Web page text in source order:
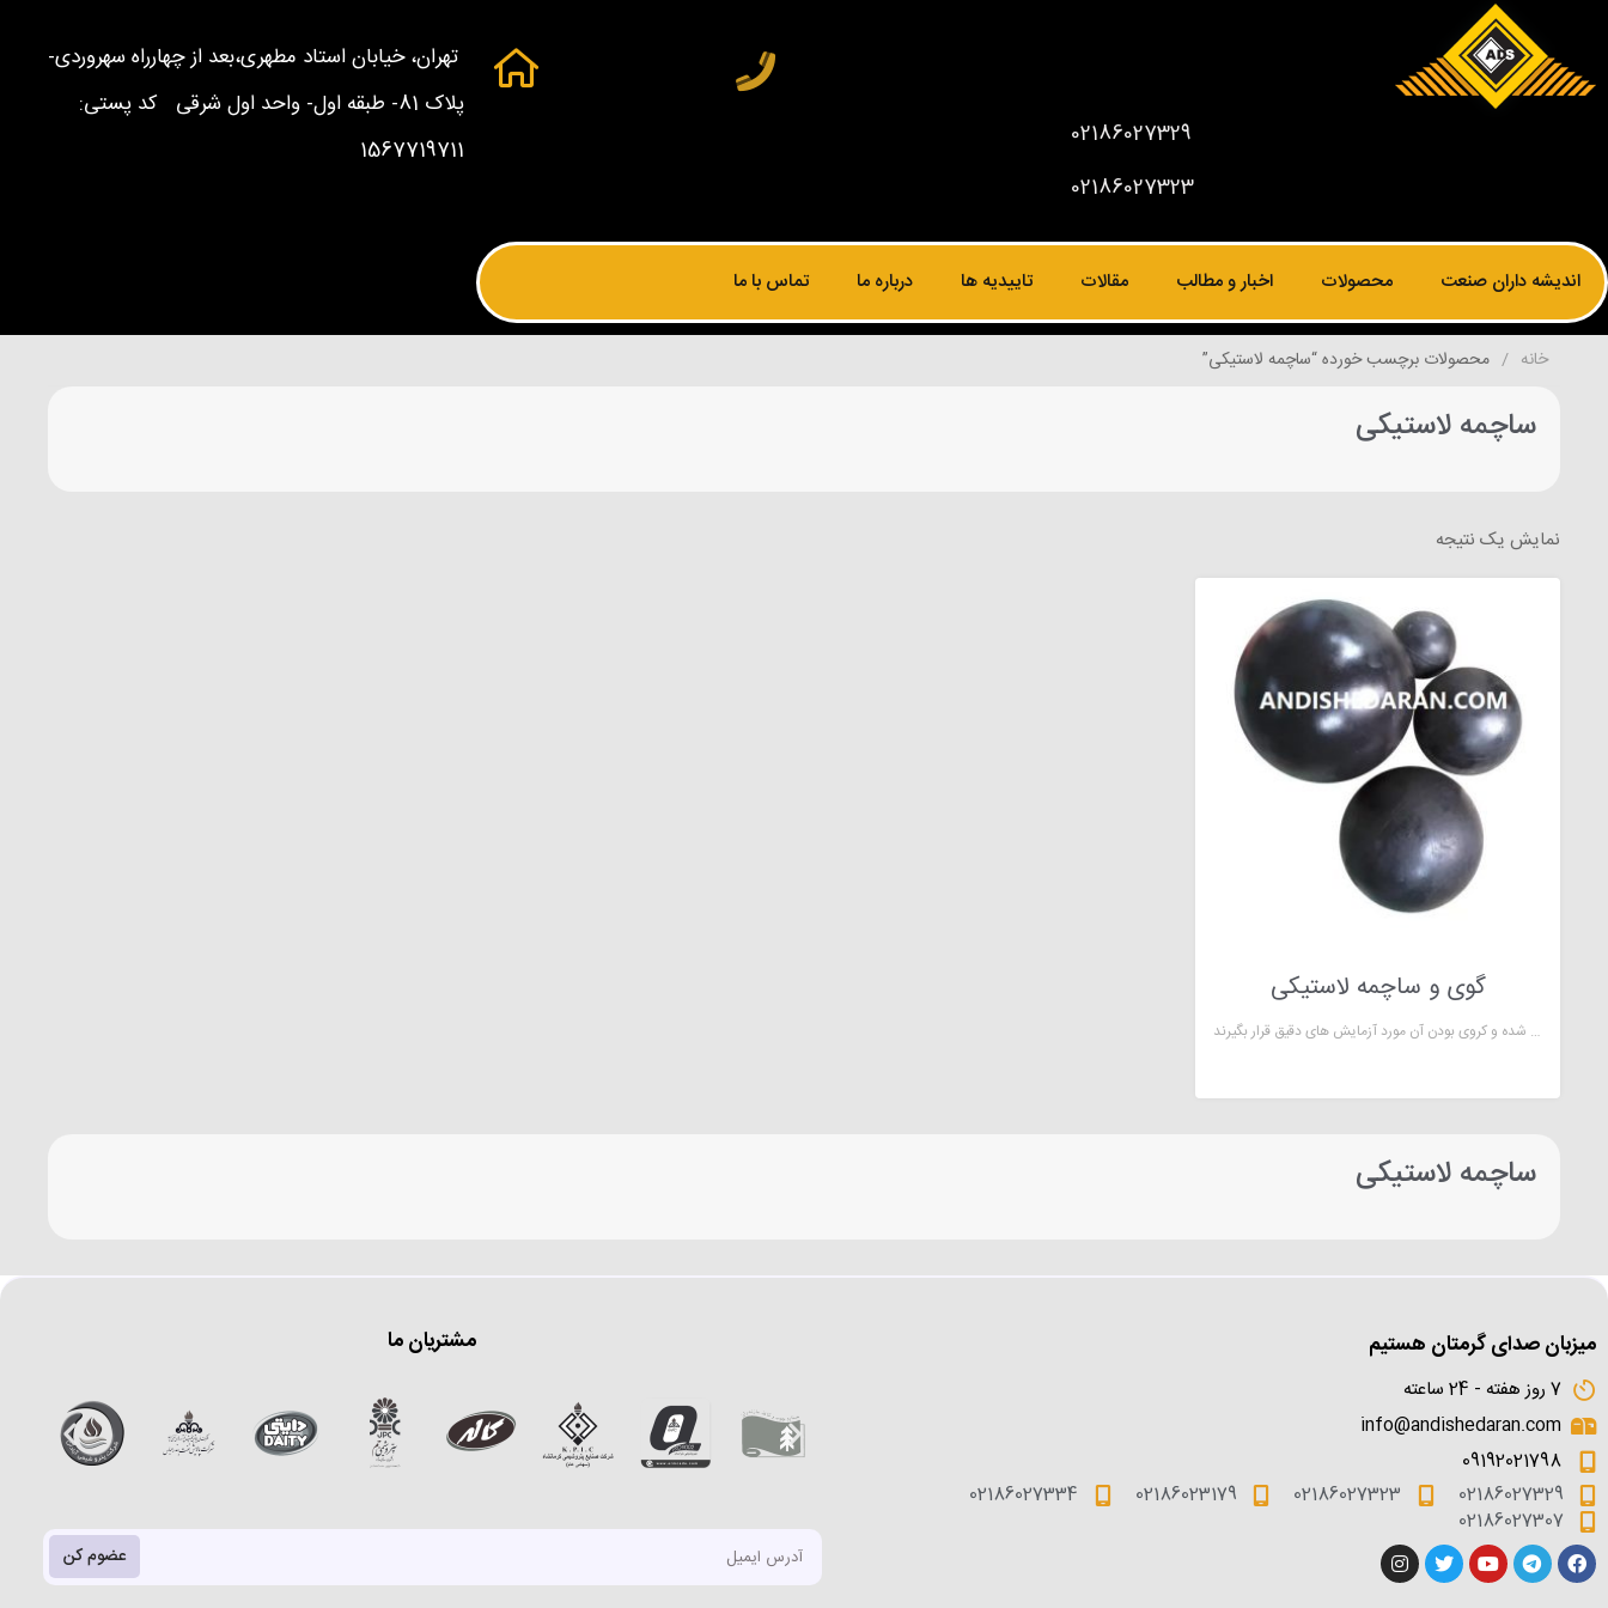
02186027329
02186027323
تهران، خیابان استاد مطهری،بعد از چهارراه سهروردی-
پلاک 81- طبقه اول- واحد اول شرقی کد پستی:
1567719711
اندیشه داران صنعت محصولات اخبار و مطالب مقالات تاییدیه ها درباره ما تماس با ما
خانه محصولات برچسب خورده “ساچمه لاستیکی”
ساچمه لاستیکی
نمایش یک نتیجه
گوی و ساچمه لاستیکی
گوی لاستیکی در پمپ های دیافراگمی شیرهای اطمینان نقش آببندی را ایفا میکند.با توجه به اهمیت این گوی های لاستیکی در صنعت، باید از نظر وزن چگالی، نوع متریال استفاده شده و کروی بودن آن مورد آزمایش های دقیق قرار بگیرند.
ساچمه لاستیکی
میزبان صدای گرمتان هستیم
7 روز هفته - 24 ساعته
info@andishedaran.com
09192021798
02186027329
02186027323
02186023179
02186027334
02186027307
مشتریان ما
عضوم کن